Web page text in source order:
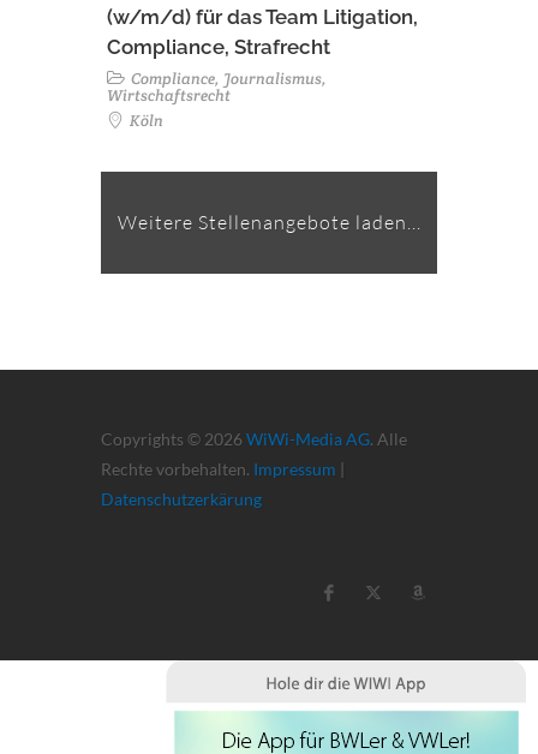
(w/m/d) für das Team Litigation,
Compliance, Strafrecht
Compliance, Journalismus,
Wirtschaftsrecht
Köln
Weitere Stellenangebote laden...
Copyrights © 2026 WiWi-Media AG. Alle
Rechte vorbehalten. Impressum |
Datenschutzerkärung